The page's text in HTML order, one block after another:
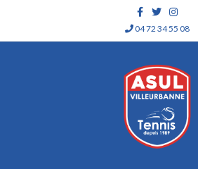
FacebookTwitterInstagram
04 72 34 55 08